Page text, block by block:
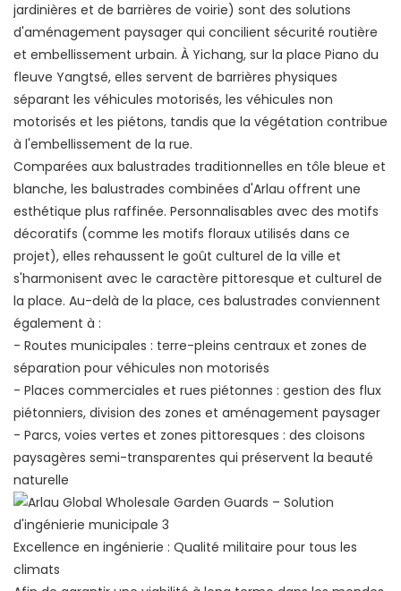
jardinières et de barrières de voirie) sont des solutions
d'aménagement paysager qui concilient sécurité routière
et embellissement urbain. À Yichang, sur la place Piano du
fleuve Yangtsé, elles servent de barrières physiques
séparant les véhicules motorisés, les véhicules non
motorisés et les piétons, tandis que la végétation contribue
à l'embellissement de la rue.
Comparées aux balustrades traditionnelles en tôle bleue et
blanche, les balustrades combinées d'Arlau offrent une
esthétique plus raffinée. Personnalisables avec des motifs
décoratifs (comme les motifs floraux utilisés dans ce
projet), elles rehaussent le goût culturel de la ville et
s'harmonisent avec le caractère pittoresque et culturel de
la place. Au-delà de la place, ces balustrades conviennent
également à :
- Routes municipales : terre-pleins centraux et zones de
séparation pour véhicules non motorisés
- Places commerciales et rues piétonnes : gestion des flux
piétonniers, division des zones et aménagement paysager
- Parcs, voies vertes et zones pittoresques : des cloisons
paysagères semi-transparentes qui préservent la beauté
naturelle
Excellence en ingénierie : Qualité militaire pour tous les
climats